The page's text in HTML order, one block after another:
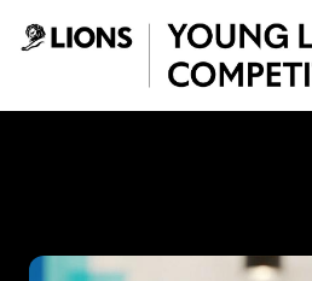
Saltar al contenido principal